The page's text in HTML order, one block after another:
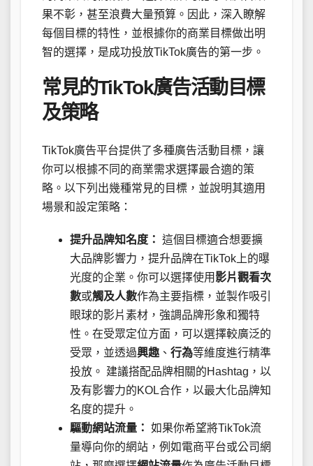
果不彰，甚至浪費大量預算。因此，深入瞭解
每個目標的特性，並根據你的商業目標做出明
智的選擇，是成功投放TikTok廣告的第一步。
常見的TikTok廣告活動目標
及策略
TikTok廣告平台提供了多種廣告活動目標，讓
你可以根據不同的商業需求選擇最合適的策
略。以下列出幾種常見的目標，並說明其適用
場景和設定策略：
提升品牌知名度： 這個目標適合想要擴
大品牌影響力，提升品牌在TikTok上的曝
光度的企業。你可以選擇使用 影片觀看次
數或觸及人數作為主要指標，並製作吸引
眼球的影片素材，強調品牌形象和獨特
性。在受眾定位方面，可以選擇較廣泛的
受眾，並透過興趣 、 行為等維度進行精準
投放。 建議搭配品牌相關的Hashtag，以
及有影響力的KOL合作，以最大化品牌知
名度的提升。
驅動網站流量： 如果你希望將TikTok流
量導向你的網站，例如電商平台或公司網